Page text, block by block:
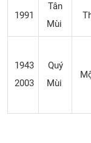
1991
Tân
Mùi
1943
2003
Quý
Mùi